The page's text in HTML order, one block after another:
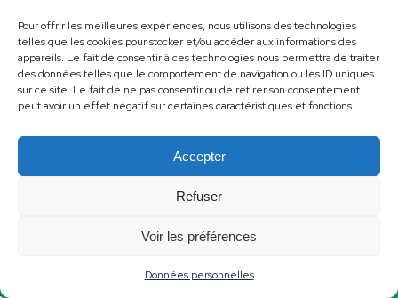
Pour offrir les meilleures expériences, nous utilisons des technologies
telles que les cookies pour stocker et/ou accéder aux informations des
appareils. Le fait de consentir à ces technologies nous permettra de traiter
des données telles que le comportement de navigation ou les ID uniques
sur ce site. Le fait de ne pas consentir ou de retirer son consentement
peut avoir un effet négatif sur certaines caractéristiques et fonctions.
Accepter
Refuser
Voir les préférences
Données personnelles
Mentions légales
Données personnelles
Contact